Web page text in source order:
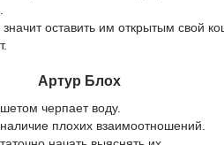
оставить им открытым свой
Артур Блох
черпает воду.
плохих взаимоотношений.